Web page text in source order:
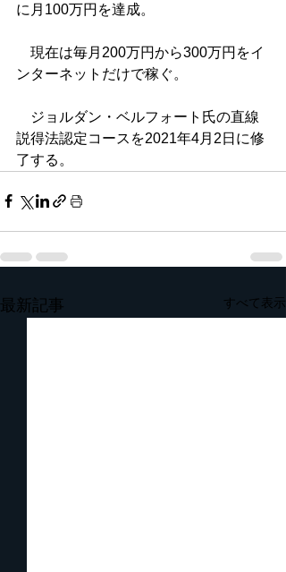
に月100万円を達成。
現在は毎月200万円から300万円をイ
ンターネットだけで稼ぐ。
​　ジョルダン・ベルフォート氏の直線
説得法認定コースを2021年4月2日に修
了する。
最新記事 すべて表示